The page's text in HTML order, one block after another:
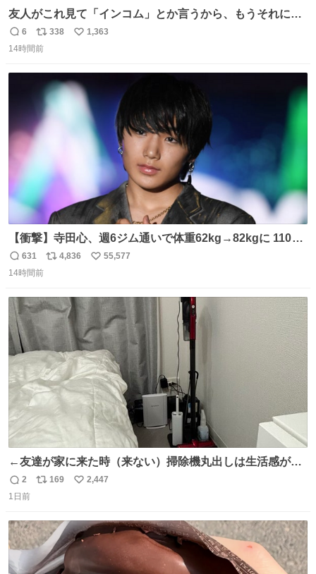
友人がこれ見て「インコム」とか言うから、もうそれにし
か見えなくなっちゃった。
返
信
6
リ
ポ
数
338
い
数
1,363
14時間前
【衝撃】寺田心、週6ジム通いで体重62kg→82kgに 110kg
のベンチプレス持ち上げる姿披露
news.livedoor.com/article/detail… 元々自重のみだった
のためおにぎり10個、ゼリー飲料3～4本、パスタと毎日4
千kcalオーバーの食事を摂取し、増量したという。
返
信
631
リ
ト
4,836
い
55,577
14時間前
←友達が家に来た時（来ない）掃除機丸出しは生活感が出
てかっこ悪いなぁ →せや
返
信
2
リ
ト
数
169
い
数
2,447
1日前